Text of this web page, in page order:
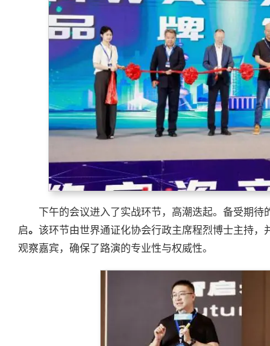
下午的会议进入了实战环节，高潮迭起。备受期待
启。 该环节由世界通证化协会行政主席程烈博士主持
观察嘉宾，确保了路演的专业性与权威性。